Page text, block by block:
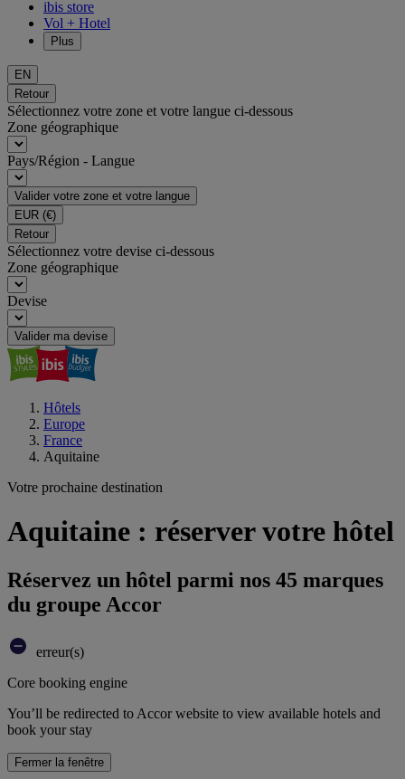
ibis store
Vol + Hotel
Plus
EN
Retour
Sélectionnez votre zone et votre langue ci-dessous
Zone géographique
Pays/Région - Langue
Valider votre zone et votre langue
EUR (€)
Retour
Sélectionnez votre devise ci-dessous
Zone géographique
Devise
Valider ma devise
Hôtels
Europe
France
Aquitaine
Votre prochaine destination
Aquitaine : réserver votre hôtel
Réservez un hôtel parmi nos 45 marques
du groupe Accor
erreur(s)
Core booking engine
You’ll be redirected to Accor website to view available hotels and
book your stay
Fermer la fenêtre